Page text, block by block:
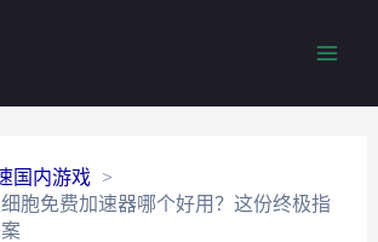
国内游戏
胞免费加速器哪个好用？这份终极指